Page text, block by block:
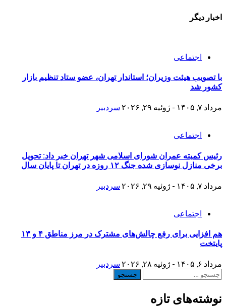
اخبار دیگر
اجتماعی
با تصویب هیئت وزیران؛ استاندار تهران، عضو ستاد تنظیم بازار
کشور شد
مرداد ۷, ۱۴۰۵ - ژوئیه ۲۹, ۲۰۲۶ سردبیر
اجتماعی
رئیس کمیته عمران شورای اسلامی شهر تهران خبر داد: تحویل
برخی منازل نوسازی شده جنگ ۱۲ روزه در تهران تا پایان سال
مرداد ۷, ۱۴۰۵ - ژوئیه ۲۹, ۲۰۲۶ سردبیر
اجتماعی
هم افزایی برای رفع چالش‌های مشترک در مرز مناطق ۴ و ۱۳
پایتخت
مرداد ۶, ۱۴۰۵ - ژوئیه ۲۸, ۲۰۲۶
سردبیر
جستجو
نوشته‌های تازه